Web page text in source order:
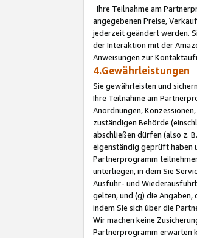
Ihre Teilnahme am
angegebenen Preise,
jederzeit geändert werden.
der Interaktion mit der
Anweisungen zur
4.Gewährleistungen
Sie gewährleisten und
Ihre Teilnahme am
Anordnungen,
zuständigen Behörde
abschließen dürfen (also z.
eigenständig geprüft haben
Partnerprogramm
unterliegen, in dem Sie
Ausfuhr- und
gelten, und (g) die
indem Sie sich über die
Wir machen keine
Partnerprogramm erwarten